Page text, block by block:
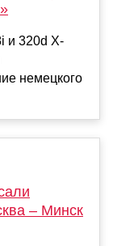
и 320d X-
немецкого
– Минск